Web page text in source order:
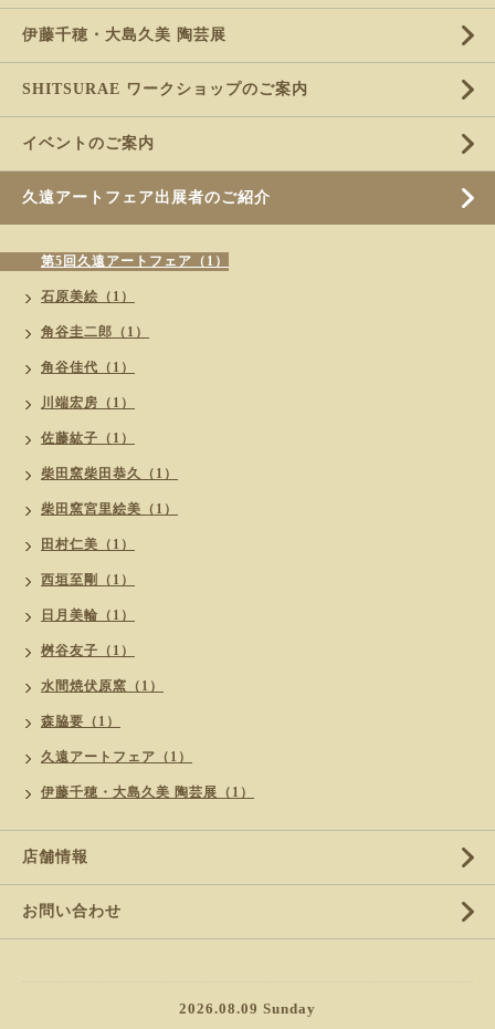
伊藤千穂・大島久美 陶芸展
SHITSURAE ワークショップのご案内
イベントのご案内
久遠アートフェア出展者のご紹介
第5回久遠アートフェア（1）
石原美絵（1）
角谷圭二郎（1）
角谷佳代（1）
川端宏房（1）
佐藤紘子（1）
柴田窯柴田恭久（1）
柴田窯宮里絵美（1）
田村仁美（1）
西垣至剛（1）
日月美輪（1）
桝谷友子（1）
水間焼伏原窯（1）
森脇要（1）
久遠アートフェア（1）
伊藤千穂・大島久美 陶芸展（1）
店舗情報
お問い合わせ
2026.08.09 Sunday